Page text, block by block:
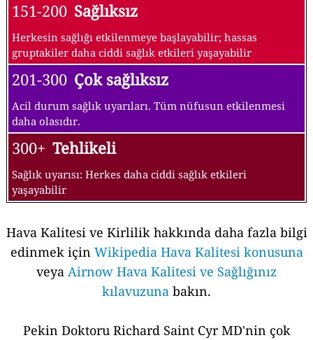
151-200 Sağlıksız
Herkesin sağlığı etkilenmeye başlayabilir; hassas
gruptakiler daha ciddi sağlık etkileri yaşayabilir
201-300 Çok sağlıksız
Acil durum sağlık uyarıları. Tüm nüfusun etkilenmesi
daha olasıdır.
300+ Tehlikeli
Sağlık uyarısı: Herkes daha ciddi sağlık etkileri
yaşayabilir
Hava Kalitesi ve Kirlilik hakkında daha fazla bilgi
edinmek için Wikipedia Hava Kalitesi konusuna
veya Airnow Hava Kalitesi ve Sağlığınız
kılavuzuna bakın.
Pekin Doktoru Richard Saint Cyr MD'nin çok